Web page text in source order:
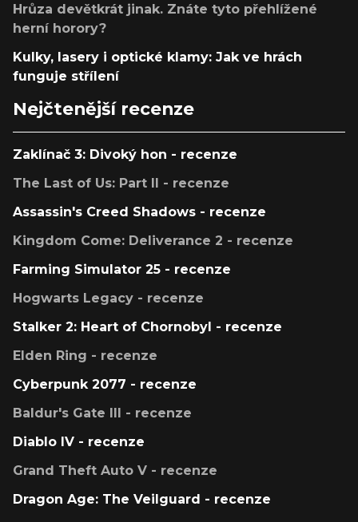
Hrůza devětkrát jinak. Znáte tyto přehlížené
herní horory?
Kulky, lasery i optické klamy: Jak ve hrách
funguje střílení
Nejčtenější recenze
Zaklínač 3: Divoký hon - recenze
The Last of Us: Part II - recenze
Assassin's Creed Shadows - recenze
Kingdom Come: Deliverance 2 - recenze
Farming Simulator 25 - recenze
Hogwarts Legacy - recenze
Stalker 2: Heart of Chornobyl - recenze
Elden Ring - recenze
Cyberpunk 2077 - recenze
Baldur's Gate III - recenze
Diablo IV - recenze
Grand Theft Auto V - recenze
Dragon Age: The Veilguard - recenze